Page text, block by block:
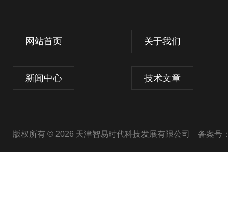
网站首页 关于我们
新闻中心 技术文章
版权所有 © 2026 天津智易时代科技发展有限公司 备案号